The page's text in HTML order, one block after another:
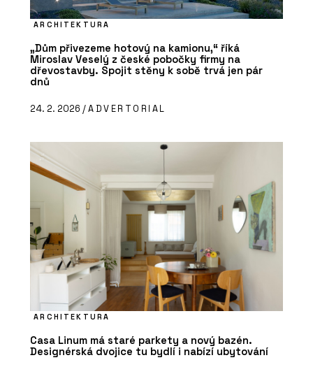
ARCHITEKTURA
„Dům přivezeme hotový na kamionu,“ říká
Miroslav Veselý z české pobočky firmy na
dřevostavby. Spojit stěny k sobě trvá jen pár
dnů
24. 2. 2026 /ADVERTORIAL
ARCHITEKTURA
Casa Linum má staré parkety a nový bazén.
Designérská dvojice tu bydlí i nabízí ubytování